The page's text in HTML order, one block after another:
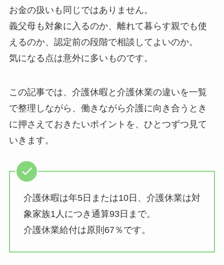
お金の扱いも同じではありません。
義父母も対象に入るのか、離れて暮らす親でも使
えるのか、認定前の段階で相談してよいのか。
気になる点は意外に多いものです。
この記事では、介護休暇と介護休業の違いを一覧
で整理しながら、働きながら介護に向き合うとき
に押さえておきたいポイントを、ひとつずつ見て
いきます。
介護休暇は年5日または10日、介護休業は対
象家族1人につき通算93日まで。
介護休業給付は原則67％です。